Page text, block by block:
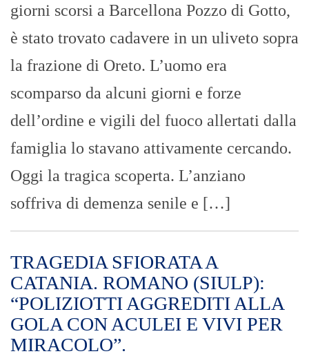
giorni scorsi a Barcellona Pozzo di Gotto,
è stato trovato cadavere in un uliveto sopra
la frazione di Oreto. L’uomo era
scomparso da alcuni giorni e forze
dell’ordine e vigili del fuoco allertati dalla
famiglia lo stavano attivamente cercando.
Oggi la tragica scoperta. L’anziano
soffriva di demenza senile e […]
TRAGEDIA SFIORATA A
CATANIA. ROMANO (SIULP):
“POLIZIOTTI AGGREDITI ALLA
GOLA CON ACULEI E VIVI PER
MIRACOLO”.